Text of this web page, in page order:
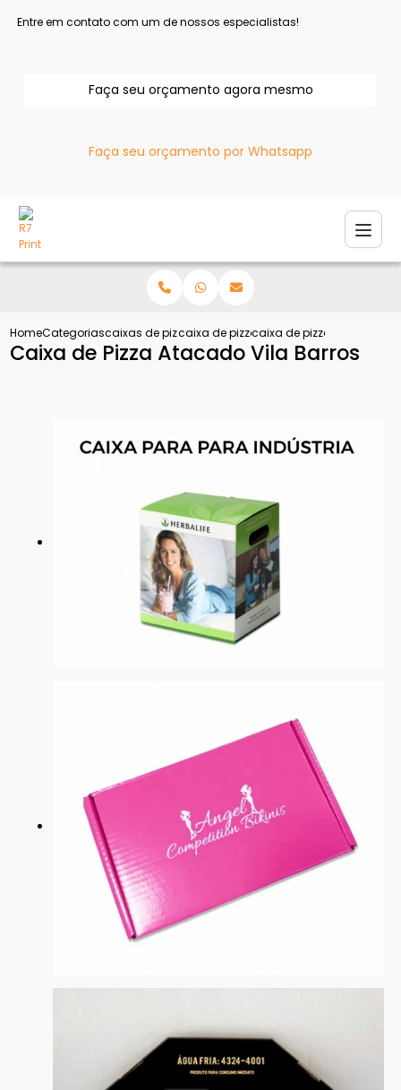
Entre em contato com um de nossos especialistas!
Faça seu orçamento agora mesmo
Faça seu orçamento por Whatsapp
HomeCategoriascaixas de pizzacaixa de pizza oitavadacaixa de pizza atacado
Caixa de Pizza Atacado Vila Barros